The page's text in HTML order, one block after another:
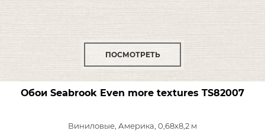
ПОСМОТРЕТЬ
Обои Seabrook Even more textures TS82007
Виниловые, Америка, 0,68x8,2 м